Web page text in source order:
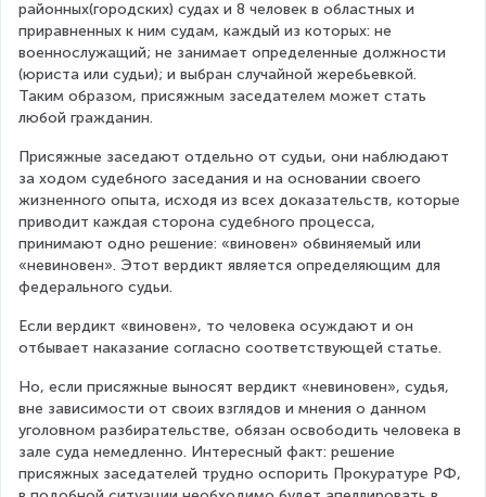
районных(городских) судах и 8 человек в областных и
приравненных к ним судам, каждый из которых: не
военнослужащий; не занимает определенные должности
(юриста или судьи); и выбран случайной жеребьевкой.
Таким образом, присяжным заседателем может стать
любой гражданин.
Присяжные заседают отдельно от судьи, они наблюдают
за ходом судебного заседания и на основании своего
жизненного опыта, исходя из всех доказательств, которые
приводит каждая сторона судебного процесса,
принимают одно решение: «виновен» обвиняемый или
«невиновен». Этот вердикт является определяющим для
федерального судьи.
Если вердикт «виновен», то человека осуждают и он
отбывает наказание согласно соответствующей статье.
Но, если присяжные выносят вердикт «невиновен», судья,
вне зависимости от своих взглядов и мнения о данном
уголовном разбирательстве, обязан освободить человека в
зале суда немедленно. Интересный факт: решение
присяжных заседателей трудно оспорить Прокуратуре РФ,